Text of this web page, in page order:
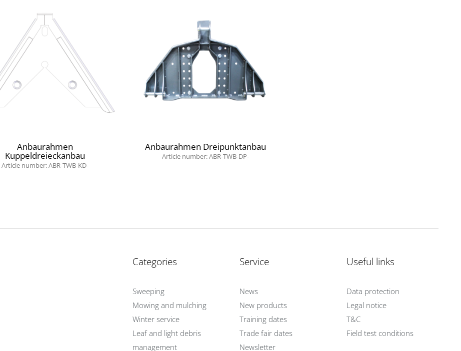
Anbaurahmen
Kuppeldreieckanbau
Article number: ABR-TWB-KD-
Anbaurahmen Dreipunktanbau
Article number: ABR-TWB-DP-
Categories
Sweeping
Mowing and mulching
Winter service
Leaf and light debris
management
Service
News
New products
Training dates
Trade fair dates
Newsletter
Useful links
Data protection
Legal notice
T&C
Field test conditions